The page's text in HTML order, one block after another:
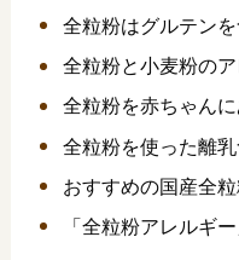
全粒粉はグルテン
全粒粉と小麦粉の
全粒粉を赤ちゃん
全粒粉を使った離
おすすめの国産全
「全粒粉アレルギ